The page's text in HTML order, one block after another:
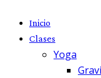
Inicio
Clases
Yoga